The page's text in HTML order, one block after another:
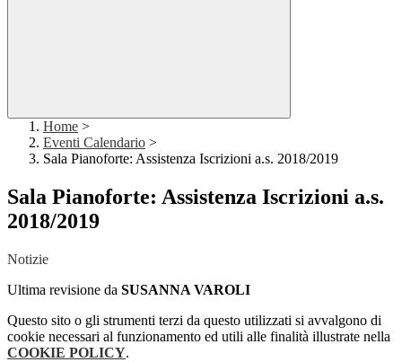
Home >
Eventi Calendario >
Sala Pianoforte: Assistenza Iscrizioni a.s. 2018/2019
Sala Pianoforte: Assistenza Iscrizioni a.s.
2018/2019
Notizie
Ultima revisione da SUSANNA VAROLI
Questo sito o gli strumenti terzi da questo utilizzati si avvalgono di
cookie necessari al funzionamento ed utili alle finalità illustrate nella
COOKIE POLICY.